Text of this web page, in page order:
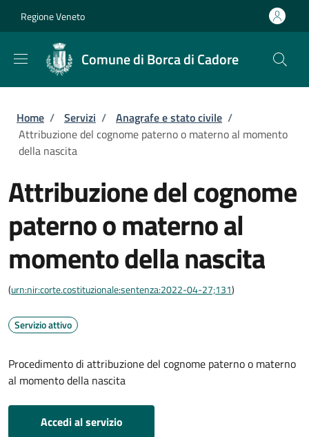
Regione Veneto
Comune di Borca di Cadore
Briciole di pane
Home / Servizi / Anagrafe e stato civile /
Attribuzione del cognome paterno o materno al momento
della nascita
Attribuzione del cognome
paterno o materno al
momento della nascita
(urn:nir:corte.costituzionale:sentenza:2022-04-27;131)
Servizio attivo
Procedimento di attribuzione del cognome paterno o materno
al momento della nascita
Accedi al servizio